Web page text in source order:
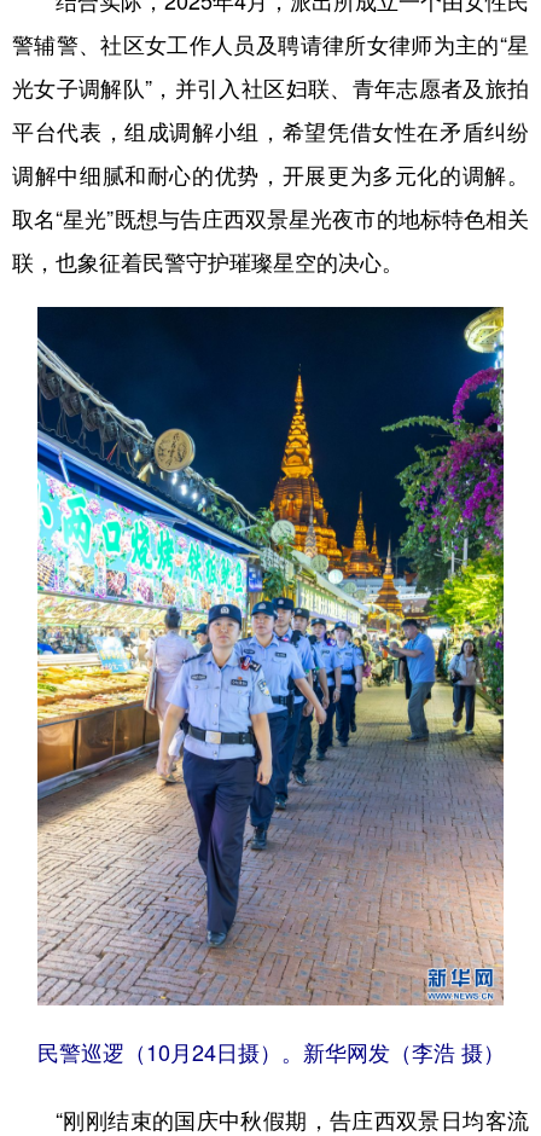
警辅警、社区女工作人员及聘请律所女律师为主的“星
光女子调解队”，并引入社区妇联、青年志愿者及旅拍
平台代表，组成调解小组，希望凭借女性在矛盾纠纷
调解中细腻和耐心的优势，开展更为多元化的调解。
取名“星光”既想与告庄西双景星光夜市的地标特色相关
联，也象征着民警守护璀璨星空的决心。
民警巡逻（10月24日摄）。新华网发（李浩 摄）
“刚刚结束的国庆中秋假期，告庄西双景日均客流